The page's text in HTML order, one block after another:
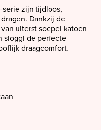
serie zijn tijdloos,
Dankzij de
uiterst soepel katoen
sloggi de perfecte
draagcomfort.